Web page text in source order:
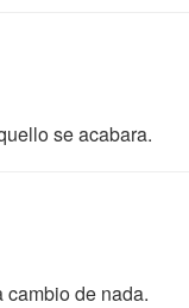
se acabara.
de nada.